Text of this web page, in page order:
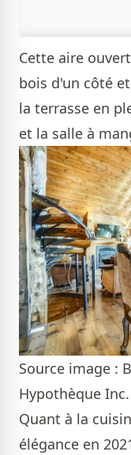
Cette aire
bois d'un côté
la terrasse en
et la salle à
Source image :
Hypothèque Inc.
Quant à la
élégance en